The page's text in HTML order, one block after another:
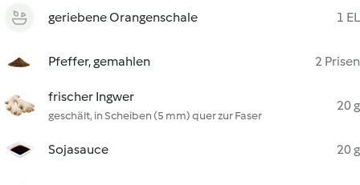
geriebene Orangenschale 1 EL
Pfeffer, gemahlen 2 Prisen
frischer Ingwer
geschält, in Scheiben (5 mm) quer zur Faser
20 g
Sojasauce 20 g